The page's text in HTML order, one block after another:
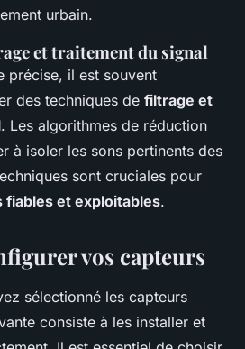
urbain.
et traitement du signal
précise, il est souvent
des techniques de filtrage et
. Les algorithmes de réduction
à isoler les sons pertinents des
sont cruciales pour
fiables et exploitables.
vos capteurs
sélectionné les capteurs
consiste à les installer et